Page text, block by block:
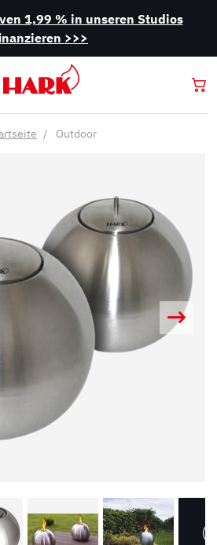
1,99 % in unseren Studios
>>>
Outdoor